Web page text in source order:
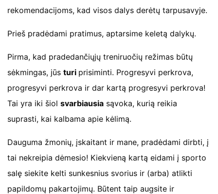
rekomendacijoms, kad visos dalys derėtų tarpusavyje.
Prieš pradėdami pratimus, aptarsime keletą dalykų.
Pirma, kad pradedančiųjų treniruočių režimas būtų
sėkmingas, jūsturi prisiminti. Progresyvi perkrova,
progresyvi perkrova ir dar kartą progresyvi perkrova!
Tai yra iki šiolsvarbiausia sąvoka, kurią reikia
suprasti, kai kalbama apie kėlimą.
Dauguma žmonių, įskaitant ir mane, pradėdami dirbti, į
tai nekreipia dėmesio! Kiekvieną kartą eidami į sporto
salę siekite kelti sunkesnius svorius ir (arba) atlikti
papildomų pakartojimų. Būtent taip augsite ir